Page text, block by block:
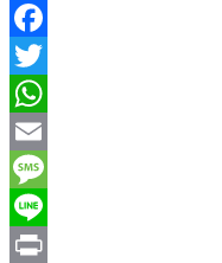
Facebook
Twitter
WhatsApp
Email
Message
Line